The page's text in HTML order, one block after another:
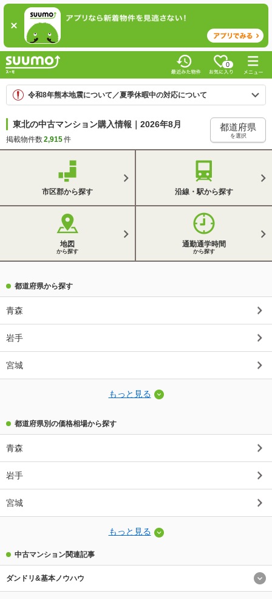
0
令和8年熊本地震について／夏季休暇中の対応について
東北の中古マンション購入情報｜2026年8月
掲載物件数2,915件
都道府県
を選択
市区郡から探す 沿線・駅から探す
地図
から探す
通勤通学時間
から探す
都道府県から探す
青森
岩手
宮城
もっと見る
都道府県別の価格相場から探す
青森
岩手
宮城
もっと見る
中古マンション関連記事
ダンドリ&基本ノウハウ